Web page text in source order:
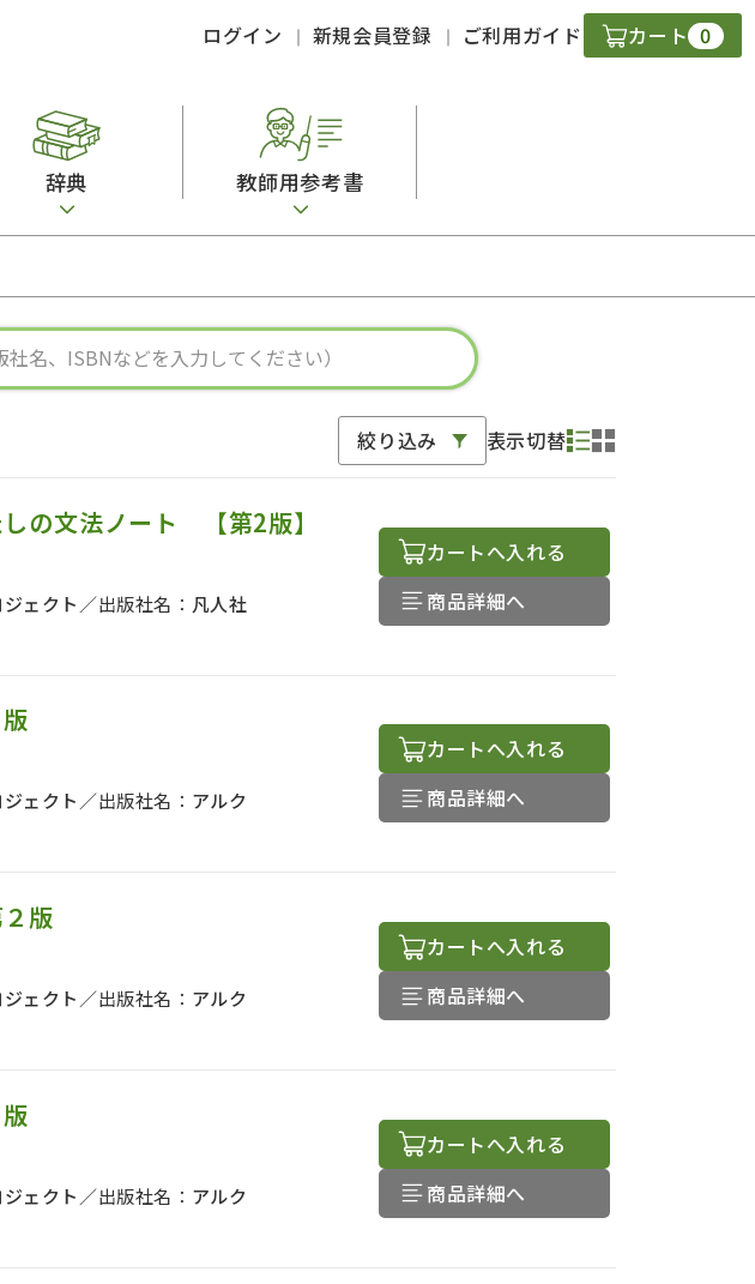
ログイン 新規会員登録 ご利用ガイド カート 0
文法
作文
学校情報
図表
辞典
中国語辞典
ロシア語辞典
教師用参考書
文章・談話・表現
言語学
絞り込み 表示切替
の文法ノート 【第2版】
ェクト 出版社名： 凡人社
カートへ入れる
商品詳細へ
ェクト 出版社名： アルク
カートへ入れる
商品詳細へ
版
ェクト 出版社名： アルク
カートへ入れる
商品詳細へ
ェクト 出版社名： アルク
カートへ入れる
商品詳細へ